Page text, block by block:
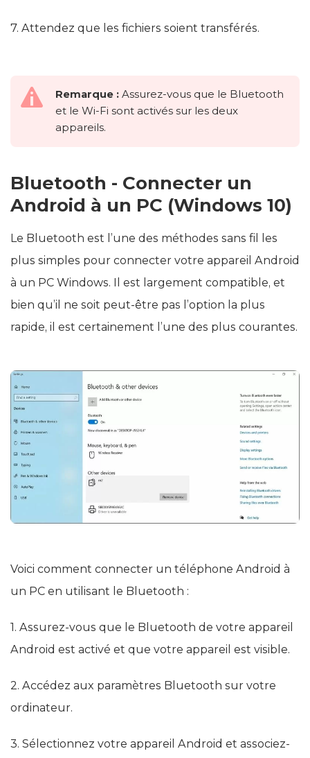
7. Attendez que les fichiers soient transférés.
Remarque : Assurez-vous que le Bluetooth
et le Wi-Fi sont activés sur les deux
appareils.
Bluetooth - Connecter un
Android à un PC (Windows 10)
Le Bluetooth est l’une des méthodes sans fil les
plus simples pour connecter votre appareil Android
à un PC Windows. Il est largement compatible, et
bien qu’il ne soit peut-être pas l’option la plus
rapide, il est certainement l’une des plus courantes.
Voici comment connecter un téléphone Android à
un PC en utilisant le Bluetooth :
1. Assurez-vous que le Bluetooth de votre appareil
Android est activé et que votre appareil est visible.
2. Accédez aux paramètres Bluetooth sur votre
ordinateur.
3. Sélectionnez votre appareil Android et associez-